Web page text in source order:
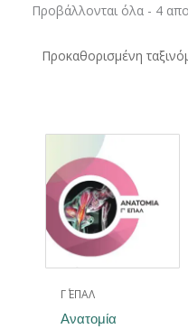
Προβάλλονται όλα - 4
Γ΄ ΕΠΑΛ
Ανατομία